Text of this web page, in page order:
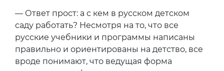
— Ответ прост: а с кем в русском детском
саду работать? Несмотря на то, что все
русские учебники и программы написаны
правильно и ориентированы на детство, все
вроде понимают, что ведущая форма